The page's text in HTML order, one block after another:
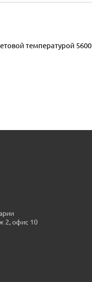
температурой 5600
2, офис 10